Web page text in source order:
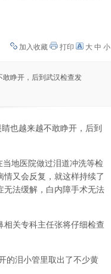
加入收藏
打印 大 中 小
睁开，后到武汉检查发
也越来越不敢睁开，后到
地医院做过泪道冲洗等检
又会反复，就这样持续了
无法缓解，白内障手术无法
关专科主任张将仔细检查
的泪小管里取出了不少黄